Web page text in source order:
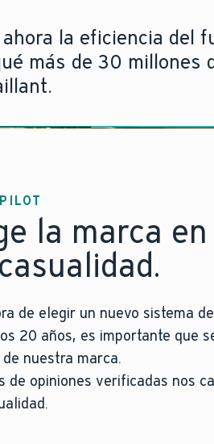
ahora la eficiencia del
más de 30 millones
la marca
de elegir un nuevo sistema
20 años, es importante que
de nuestra marca.
de opiniones verificadas nos